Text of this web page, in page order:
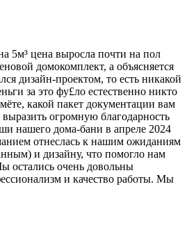
5м³ цена выросла почти на пол
домокомплект, а объясняется
дизайн-проектом, то есть никакой
за это фу£ло естественно никто
какой пакет документации вам
огромную благодарность
нашего дома-бани в апреле 2024
отнеслась к нашим ожиданиям
и дизайну, что помогло нам
остались очень довольны
и качество работы. Мы